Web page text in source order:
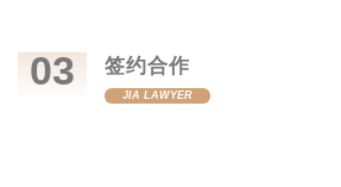
03 签约合作
JIA LAWYER